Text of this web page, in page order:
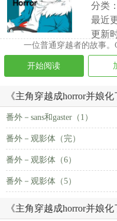
分类
最近
更新
一位普通穿越者的故事。
开始阅读
《主角穿越成horror并娘
番外－sans和gaster（1）
番外－观影体（完）
番外－观影体（6）
番外－观影体（5）
《主角穿越成horror并娘